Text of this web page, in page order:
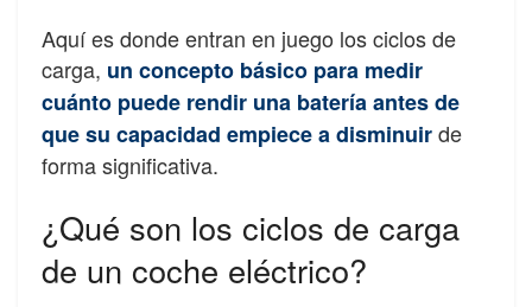
Aquí es donde entran en juego los ciclos de
carga, un concepto básico para medir
cuánto puede rendir una batería antes de
que su capacidad empiece a disminuirde
forma significativa.
¿Qué son los ciclos de carga
de un coche eléctrico?